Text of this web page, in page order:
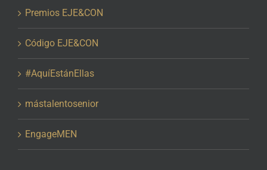
Premios EJE&CON
Código EJE&CON
#AquíEstánEllas
mástalentosenior
EngageMEN